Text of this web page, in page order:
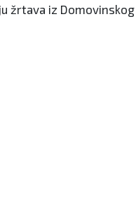
žrtava iz
i paljenje svijeća u krugu